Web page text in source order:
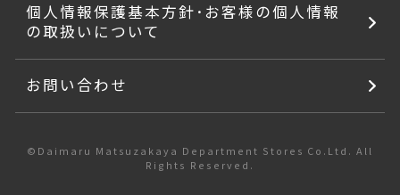
個人情報保護基本方針･お客様の個人情報
の取扱いについて
お問い合わせ
©Daimaru Matsuzakaya Department Stores Co.Ltd. All
Rights Reserved.